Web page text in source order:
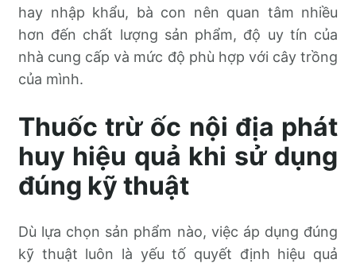
hay nhập khẩu, bà con nên quan tâm nhiều
hơn đến chất lượng sản phẩm, độ uy tín của
nhà cung cấp và mức độ phù hợp với cây trồng
của mình.
Thuốc trừ ốc nội địa phát
huy hiệu quả khi sử dụng
đúng kỹ thuật
Dù lựa chọn sản phẩm nào, việc áp dụng đúng
kỹ thuật luôn là yếu tố quyết định hiệu quả